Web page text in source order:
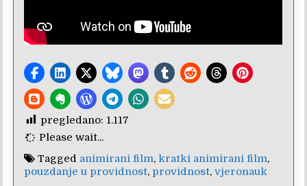
pregledano: 1.117
Please wait...
Tagged animirani film, kratki animirani film,
pouzdanje u providnost,providnost,vjeronauk